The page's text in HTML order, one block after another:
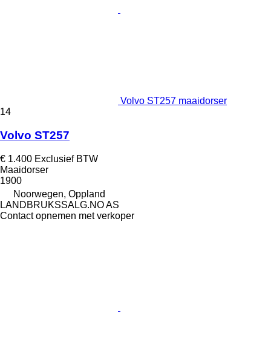
Volvo ST257 maaidorser
14
Volvo ST257
€ 1.400 Exclusief BTW
Maaidorser
1900
Noorwegen, Oppland
LANDBRUKSSALG.NO AS
Contact opnemen met verkoper